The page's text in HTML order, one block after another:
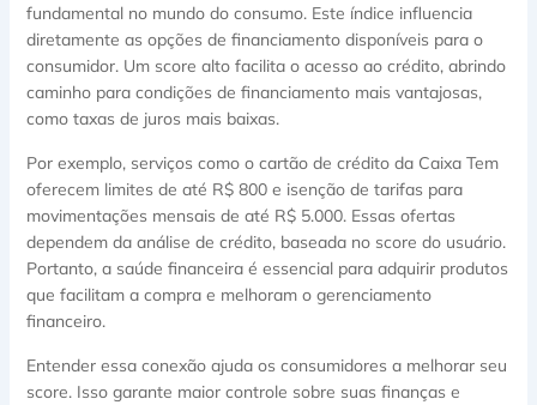
fundamental no mundo do consumo. Este índice influencia
diretamente as opções de financiamento disponíveis para o
consumidor. Um score alto facilita o acesso ao crédito, abrindo
caminho para condições de financiamento mais vantajosas,
como taxas de juros mais baixas.
Por exemplo, serviços como o cartão de crédito da Caixa Tem
oferecem limites de até R$ 800 e isenção de tarifas para
movimentações mensais de até R$ 5.000. Essas ofertas
dependem da análise de crédito, baseada no score do usuário.
Portanto, a saúde financeira é essencial para adquirir produtos
que facilitam a compra e melhoram o gerenciamento
financeiro.
Entender essa conexão ajuda os consumidores a melhorar seu
score. Isso garante maior controle sobre suas finanças e